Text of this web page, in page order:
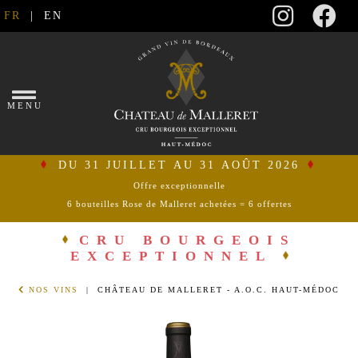
FR EN
MENU
×
se
connecter
mon
DU 31 JUILLET AU 31 AOÛT 2026
Offre exceptionnelle
6 bouteilles Rose de Malleret achetées = 6 offertes
CRU BOURGEOIS
EXCEPTIONNEL
NOS VINS | CHÂTEAU DE MALLERET - A.O.C. HAUT-MÉDOC